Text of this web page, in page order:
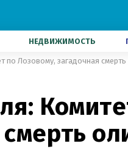
НЕДВИЖИМОСТЬ